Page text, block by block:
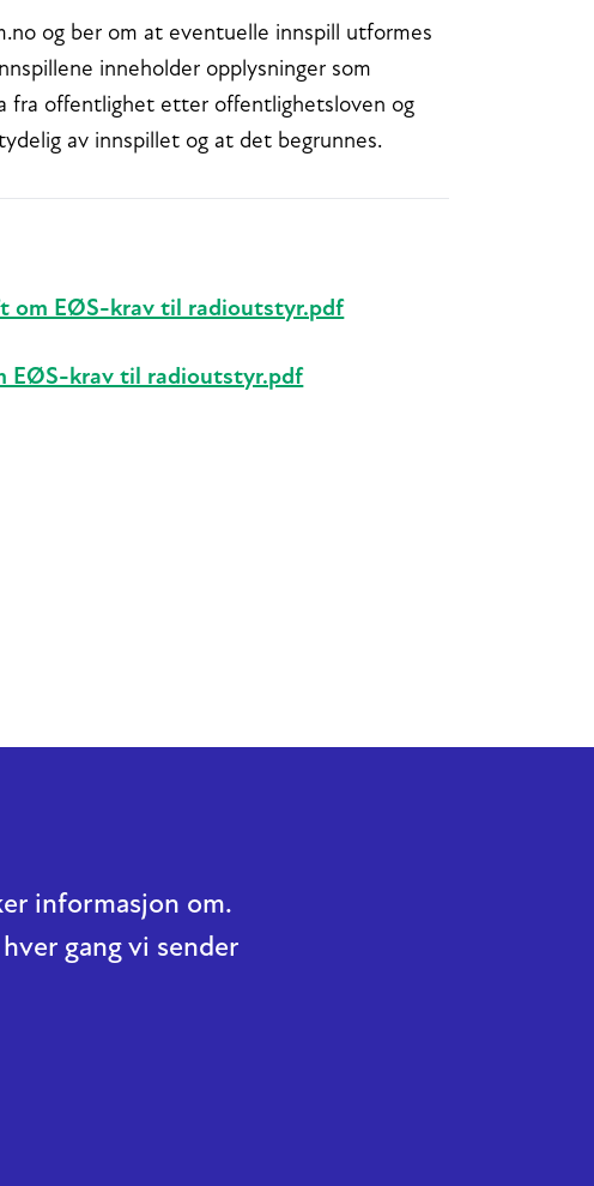
og ber om at eventuelle innspill utformes
inneholder opplysninger som
fra offentlighet etter offentlighetsloven og
av innspillet og at det begrunnes.
om EØS-krav til radioutstyr.pdf
EØS-krav til radioutstyr.pdf
informasjon om.
gang vi sender